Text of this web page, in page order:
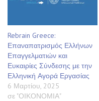
Rebrain Greece:
Επαναπατρισμός Ελλήνων
Επαγγελματιών και
Ευκαιρίες Σύνδεσης με την
Ελληνική Αγορά Εργασίας
6 Μαρτίου, 2025
σε "ΟΙΚΟΝΟΜΙΑ"